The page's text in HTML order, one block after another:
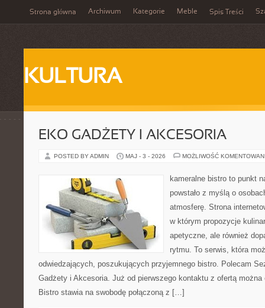
Strona główna Archiwum Kategorie Meble Spis Treści
KULTURA
EKO GADŻETY I AKCESORIA
POSTED BY ADMIN MAJ - 3 - 2026 MOŻLIWOŚĆ
kameralne bistro to punkt
powstało z myślą o
atmosferę. Strona
w którym propozycje
apetyczne, ale również
rytmu. To serwis, która
odwiedzających, poszukujących przyjemnego bistro. Polecam
Gadżety i Akcesoria. Już od pierwszego kontaktu z ofertą
Bistro stawia na swobodę połączoną z […]